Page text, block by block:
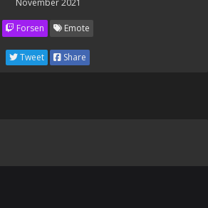
November 2021
Forsen Emote
Tweet Share